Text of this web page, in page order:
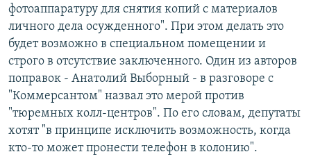
фотоаппаратуру для снятия копий с материалов
личного дела осужденного". При этом делать это
будет возможно в специальном помещении и
строго в отсутствие заключенного. Один из авторов
поправок - Анатолий Выборный - в разговоре с
"Коммерсантом" назвал это мерой против
"тюремных колл-центров". По его словам, депутаты
хотят "в принципе исключить возможность, когда
кто-то может пронести телефон в колонию".